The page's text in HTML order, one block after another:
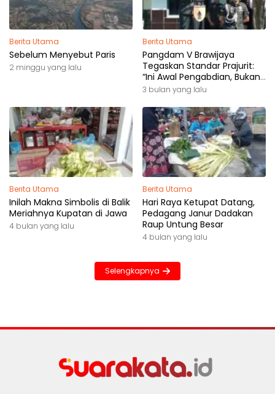
Berita Utama
Sebelum Menyebut Paris
2 minggu yang lalu
Berita Utama
Pangdam V Brawijaya
Tegaskan Standar Prajurit:
“Ini Awal Pengabdian, Bukan
Akhir Perjalanan”
3 bulan yang lalu
Berita Utama
Inilah Makna Simbolis di Balik
Meriahnya Kupatan di Jawa
4 bulan yang lalu
Berita Utama
Hari Raya Ketupat Datang,
Pedagang Janur Dadakan
Raup Untung Besar
4 bulan yang lalu
Selengkapnya